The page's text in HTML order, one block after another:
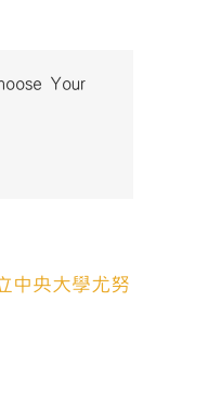
屆
Your
中央大學尤努